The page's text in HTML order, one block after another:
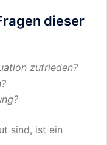
dieser
zufrieden?
sind, ist ein